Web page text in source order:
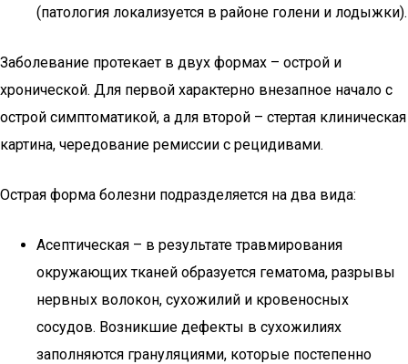
(патология локализуется в районе голени и лодыжки).
Заболевание протекает в двух формах – острой и
хронической. Для первой характерно внезапное начало с
острой симптоматикой, а для второй – стертая клиническая
картина, чередование ремиссии с рецидивами.
Острая форма болезни подразделяется на два вида:
Асептическая – в результате травмирования
окружающих тканей образуется гематома, разрывы
нервных волокон, сухожилий и кровеносных
сосудов. Возникшие дефекты в сухожилиях
заполняются грануляциями, которые постепенно